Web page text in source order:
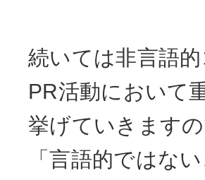
続いては非言語
PR活動において
挙げていきます
「言語的ではな